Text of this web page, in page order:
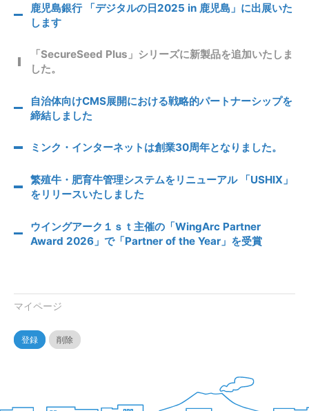
鹿児島銀行 「デジタルの日2025 in 鹿児島」に出展いた
します
「SecureSeed Plus」シリーズに新製品を追加いたしま
した。
自治体向けCMS展開における戦略的パートナーシップを
締結しました
ミンク・インターネットは創業30周年となりました。
繁殖牛・肥育牛管理システムをリニューアル 「USHIX」
をリリースいたしました
ウイングアーク１ｓｔ主催の「WingArc Partner
Award 2026」で「Partner of the Year」を受賞
マイページ
登録 削除